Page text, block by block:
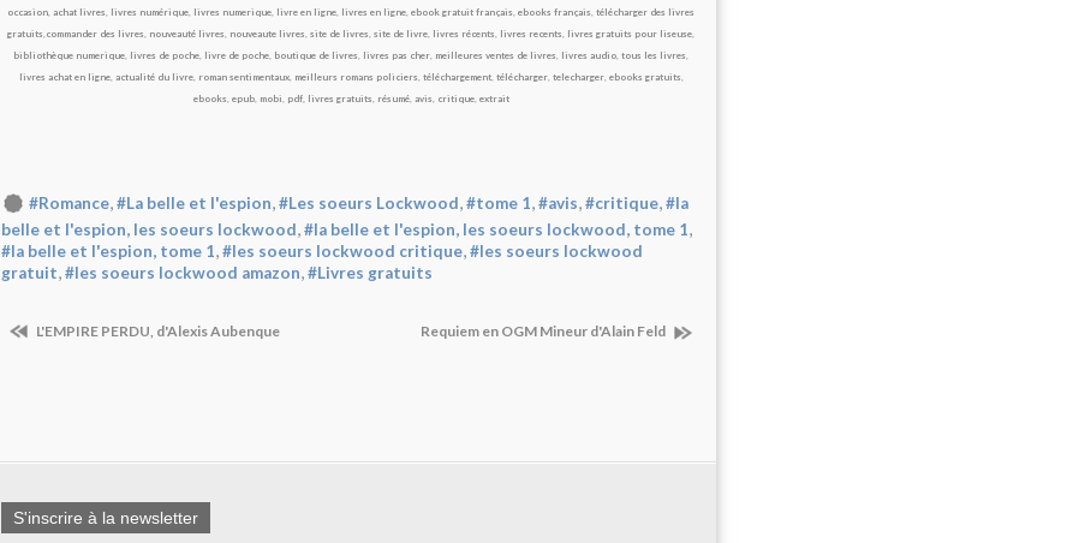
occasion, achat livres, livres numérique, livres numerique, livre en ligne, livres en ligne, ebook gratuit français, ebooks français, télécharger des livres
gratuits,commander des livres, nouveauté livres, nouveaute livres, site de livres, site de livre, livres récents, livres recents, livres gratuits pour liseuse,
bibliothèque numerique, livres de poche, livre de poche, boutique de livres, livres pas cher, meilleures ventes de livres, livres audio, tous les livres,
livres achat en ligne,actualité du livre, roman sentimentaux, meilleurs romans policiers, téléchargement, télécharger, telecharger,ebooks gratuits,
ebooks, epub, mobi, pdf, livres gratuits, résumé,avis,critique, extrait
#Romance,#La belle et l'espion,#Les soeurs Lockwood,#tome 1,#avis,#critique,#la
belle et l'espion, les soeurs lockwood,#la belle et l'espion, les soeurs lockwood, tome 1,
#la belle et l'espion, tome 1,#les soeurs lockwood critique,#les soeurs lockwood
gratuit,#les soeurs lockwood amazon,#Livres gratuits
L'EMPIRE PERDU, d'Alexis Aubenque Requiem en OGM Mineur d'Alain Feld
S'inscrire à la newsletter